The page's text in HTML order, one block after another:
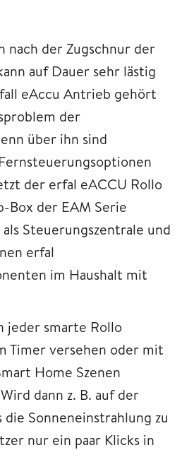
nach der Zugschnur der
auf Dauer sehr lästig
eAccu Antrieb gehört
der
über ihn sind
der erfal eACCU Rollo
Box der EAM Serie
Steuerungszentrale und
erfal
im Haushalt mit
jeder smarte Rollo
Timer versehen oder mit
Home Szenen
dann z. B. auf der
die Sonneneinstrahlung zu
nur ein paar Klicks in